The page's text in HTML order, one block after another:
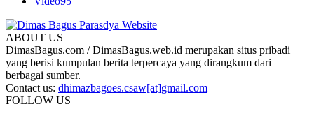
ABOUT US
DimasBagus.com / DimasBagus.web.id merupakan situs pribadi
yang berisi kumpulan berita terpercaya yang dirangkum dari
berbagai sumber.
Contact us: dhimazbagoes.csaw[at]gmail.com
FOLLOW US